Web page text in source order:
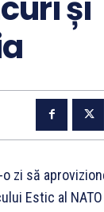
zi să
Estic al